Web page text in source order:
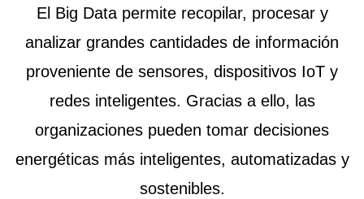
El Big Datapermite recopilar, procesar y
analizar grandes cantidades de información
proveniente de sensores, dispositivos IoT y
redes inteligentes. Gracias a ello, las
organizaciones pueden tomar decisiones
energéticas más inteligentes, automatizadas y
sostenibles.